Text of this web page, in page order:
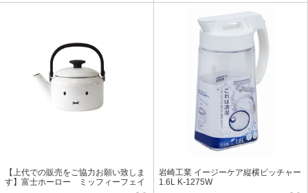
【上代での販売をご協力お願い致しま
す】富士ホーロー ミッフィーフェイ
岩崎工業 イージーケア縦横ピッチャー
1.6L K-1275W